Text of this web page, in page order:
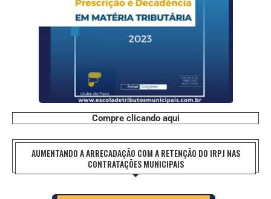
Compre clicando aqui
AUMENTANDO A ARRECADAÇÃO COM A RETENÇÃO DO IRPJ NAS
CONTRATAÇÕES MUNICIPAIS